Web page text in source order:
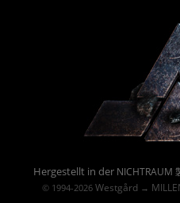
Hergestellt in der NICHTRAUM
© 1994-2026 Westgård→